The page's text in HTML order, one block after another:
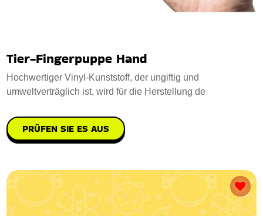
Tier-Fingerpuppe Hand
Hochwertiger Vinyl-Kunststoff, der ungiftig und
umweltverträglich ist, wird für die Herstellung de
PRÜFEN SIE ES AUS